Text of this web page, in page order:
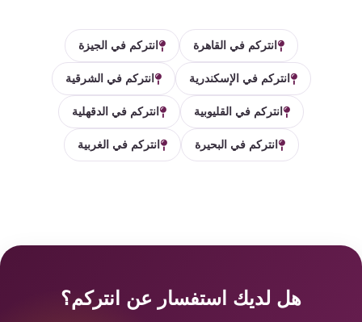
انتركم في القاهرة انتركم في الجيزة
انتركم في الإسكندرية انتركم في الشرقية
انتركم في القليوبية انتركم في الدقهلية
انتركم في البحيرة انتركم في الغربية
هل لديك استفسار عن انتركم؟